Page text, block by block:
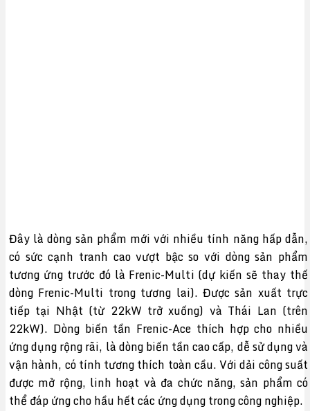
Đây là dòng sản phẩm mới với nhiều tính năng hấp dẫn,
có sức cạnh tranh cao vượt bậc so với dòng sản phẩm
tương ứng trước đó là Frenic-Multi (dự kiến sẽ thay thế
dòng Frenic-Multi trong tương lai). Được sản xuất trực
tiếp tại Nhật (từ 22kW trở xuống) và Thái Lan (trên
22kW). Dòng biến tần Frenic-Ace thích hợp cho nhiều
ứng dụng rộng rãi, là dòng biến tần cao cấp, dễ sử dụng và
vận hành, có tính tương thích toàn cầu. Với dải công suất
được mở rộng, linh hoạt và đa chức năng, sản phẩm có
thể đáp ứng cho hầu hết các ứng dụng trong công nghiệp.